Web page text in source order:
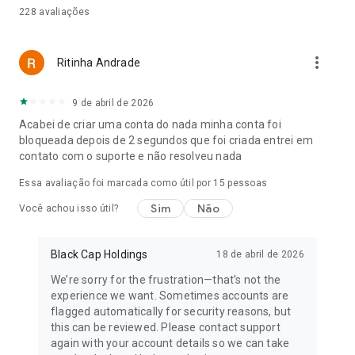
• Acessibilidade: https://about.christianmingle.com/pt/legal-
228 avaliações
Ritinha Andrade more_vert
9 de abril de 2026
Acabei de criar uma conta do nada minha conta foi
bloqueada depois de 2 segundos que foi criada entrei em
contato com o suporte e não resolveu nada
Essa avaliação foi marcada como útil por 15 pessoas
Você achou isso útil? Sim Não
Black Cap Holdings 18 de abril de 2026
We’re sorry for the frustration—that’s not the
experience we want. Sometimes accounts are
flagged automatically for security reasons, but
this can be reviewed. Please contact support
again with your account details so we can take